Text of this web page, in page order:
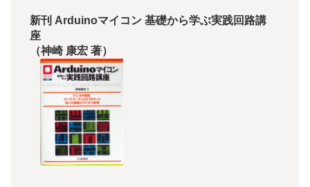
新刊 Arduinoマイコン 基礎から学ぶ実践回路講
座
（神崎 康宏 著）